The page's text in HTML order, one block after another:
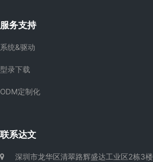
服务支持
系统&驱动
型录下载
ODM定制化
联系达文
深圳市龙华区清翠路辉盛达工业区2栋3楼